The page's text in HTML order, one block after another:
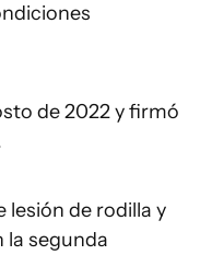
de 2022 y firmó
lesión de rodilla y
la segunda